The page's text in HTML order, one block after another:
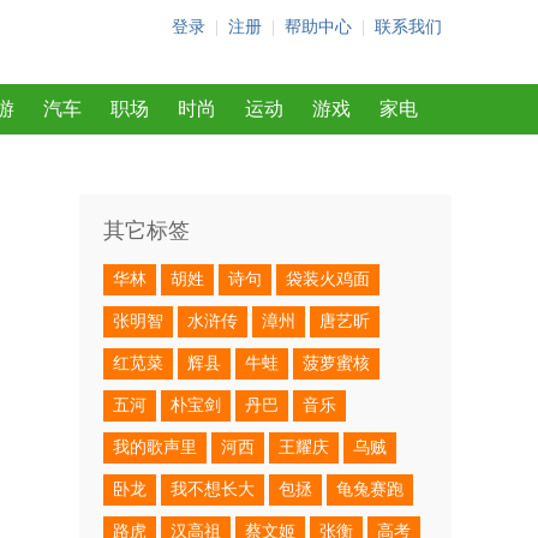
登录 注册 帮助中心 联系我们
汽车 职场 时尚 运动 游戏 家电
其它标签
华林 胡姓 诗句 袋装火鸡面
张明智 水浒传 漳州 唐艺昕
红苋菜 辉县 牛蛙 菠萝蜜核
五河 朴宝剑 丹巴 音乐
我的歌声里 河西 王耀庆 乌贼
卧龙 我不想长大 包拯 龟兔赛跑
路虎 汉高祖 蔡文姬 张衡 高考